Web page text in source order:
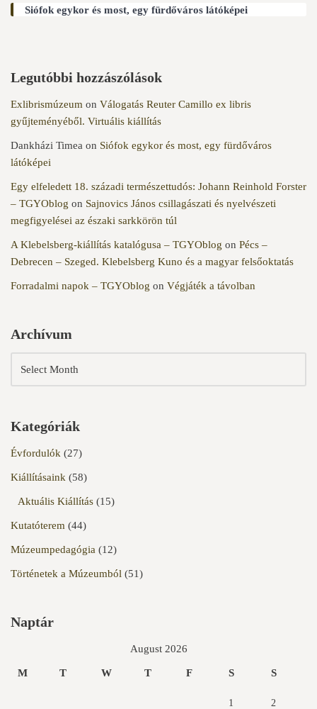
Siófok egykor és most, egy fürdőváros látóképei
Legutóbbi hozzászólások
Exlibrismúzeum on Válogatás Reuter Camillo ex libris
gyűjteményéből. Virtuális kiállítás
Dankházi Timea on Siófok egykor és most, egy fürdőváros
látóképei
Egy elfeledett 18. századi természettudós: Johann Reinhold Forster
– TGYOblog on Sajnovics János csillagászati és nyelvészeti
megfigyelései az északi sarkkörön túl
A Klebelsberg-kiállítás katalógusa – TGYOblog on Pécs –
Debrecen – Szeged. Klebelsberg Kuno és a magyar felsőoktatás
Forradalmi napok – TGYOblog on Végjáték a távolban
Archívum
Kategóriák
Évfordulók (27)
Kiállításaink (58)
Aktuális Kiállítás (15)
Kutatóterem (44)
Múzeumpedagógia (12)
Történetek a Múzeumból (51)
Naptár
August 2026
M T W T F S S
1 2